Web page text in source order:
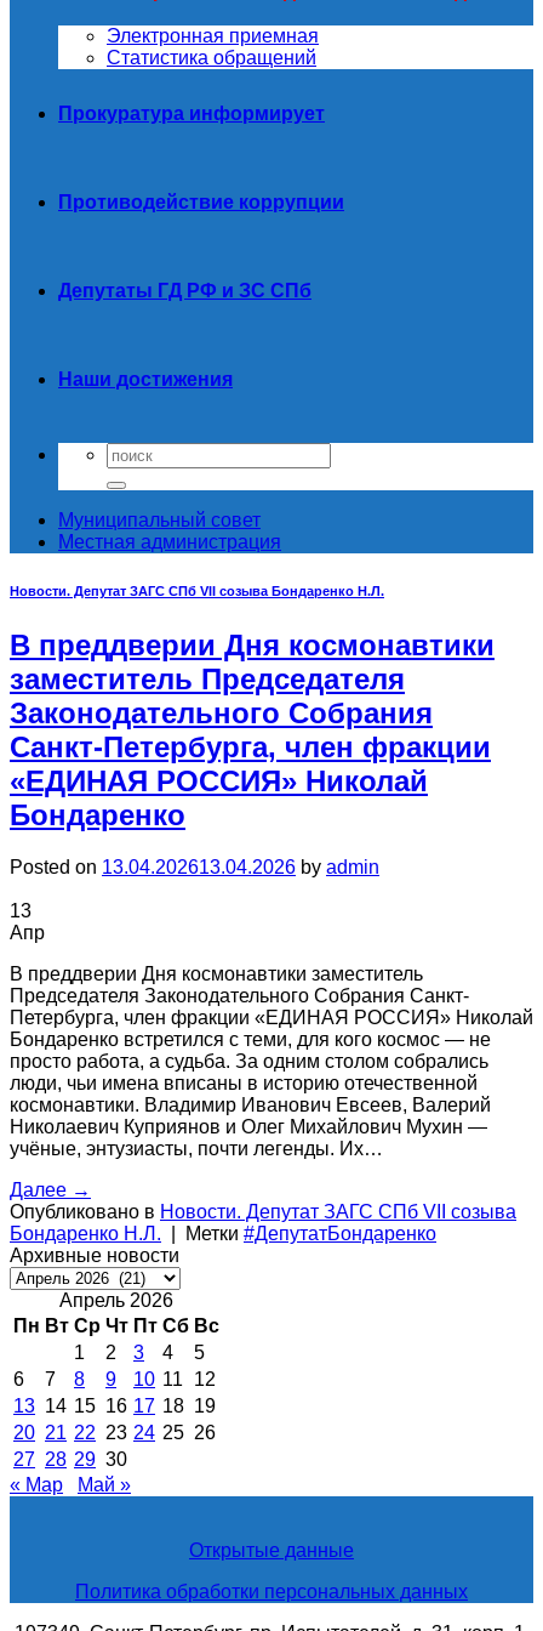
Электронная приемная
Статистика обращений
Прокуратура информирует
Противодействие коррупции
Депутаты ГД РФ и ЗС СПб
Наши достижения
Муниципальный совет
Местная администрация
Новости. Депутат ЗАГС СПб VII созыва Бондаренко Н.Л.
В преддверии Дня космонавтики
заместитель Председателя
Законодательного Собрания
Санкт-Петербурга, член фракции
«ЕДИНАЯ РОССИЯ» Николай
Бондаренко
Posted on 13.04.202613.04.2026 by admin
13
Апр
В преддверии Дня космонавтики заместитель
Председателя Законодательного Собрания Санкт-
Петербурга, член фракции «ЕДИНАЯ РОССИЯ» Николай
Бондаренко встретился с теми, для кого космос — не
просто работа, а судьба. За одним столом собрались
люди, чьи имена вписаны в историю отечественной
космонавтики. Владимир Иванович Евсеев, Валерий
Николаевич Куприянов и Олег Михайлович Мухин —
учёные, энтузиасты, почти легенды. Их…
Далее →
Опубликовано в Новости. Депутат ЗАГС СПб VII созыва
Бондаренко Н.Л.
Метки #ДепутатБондаренко
Архивные новости
Архивные
новостиАпрель 2026
Пн Вт Ср Чт Пт Сб Вс
1
2 3 4
5
6
7 8 9 10 11
12
13 14 15 16 17 18 19
20 21 22 23 24 25 26
27 28 29 30
« Мар
Май »
Открытые данные
Политика обработки персональных данных